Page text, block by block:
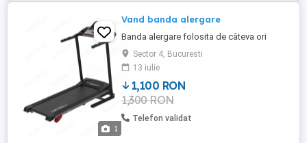
1
Vand banda alergare
Banda alergare folosita de câteva ori
Sector 4, Bucuresti
13 iulie
1,100 RON
1,300 RON
Telefon validat